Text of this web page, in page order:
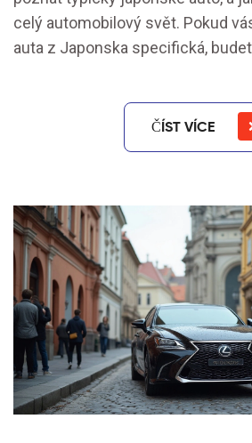
celý automobilový svět. Pokud
auta z Japonska specifická,
ČÍST VÍCE